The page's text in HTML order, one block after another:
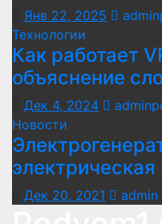
Янв 22, 2025
Технологии
Как работает
объяснение
Дек 4, 2024
Новости
Дек 20, 2021 admin